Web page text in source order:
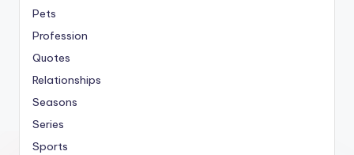
Pets
Profession
Quotes
Relationships
Seasons
Series
Sports